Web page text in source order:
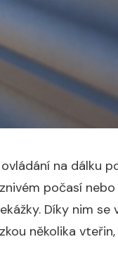
na dálku
počasí
Díky nim se
několika